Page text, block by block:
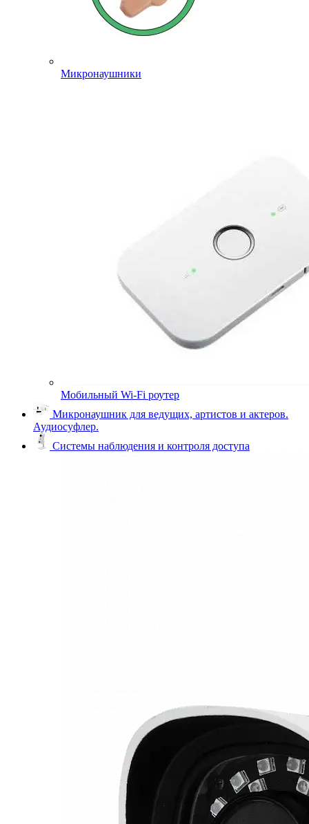
Микронаушники
Мобильный Wi-Fi роутер
Микронаушник для ведущих, артистов и актеров.
Аудиосуфлер.
Системы наблюдения и контроля доступа